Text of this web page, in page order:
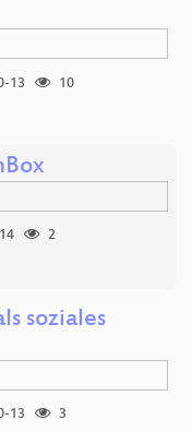
13
10
2
soziales
13
3